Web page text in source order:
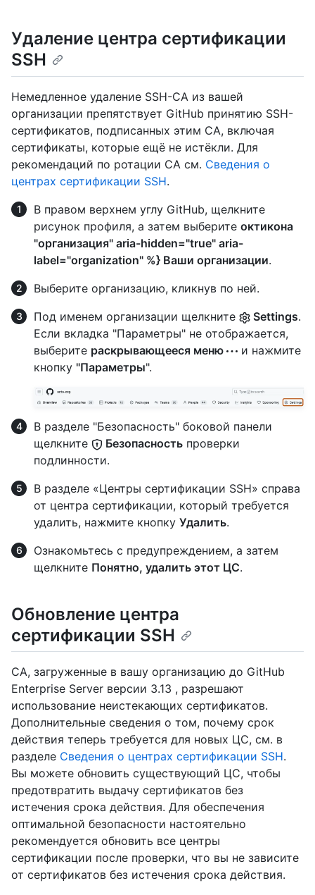
Удаление центра сертификации
SSH
Немедленное удаление SSH-CA из вашей
организации препятствует GitHub принятию SSH-
сертификатов, подписанных этим CA, включая
сертификаты, которые ещё не истёкли. Для
рекомендаций по ротации CA см. Сведения о
центрах сертификации SSH.
В правом верхнем углу GitHub, щелкните
рисунок профиля, а затем выберите октикона
"организация" aria-hidden="true" aria-
label="organization" %} Ваши организации.
Выберите организацию, кликнув по ней.
Под именем организации щелкните
Settings.
Если вкладка "Параметры" не отображается,
выберите раскрывающееся меню
и нажмите
кнопку "Параметры".
В разделе "Безопасность" боковой панели
щелкните
Безопасность проверки
подлинности.
В разделе «Центры сертификации SSH» справа
от центра сертификации, который требуется
удалить, нажмите кнопку Удалить.
Ознакомьтесь с предупреждением, а затем
щелкните Понятно, удалить этот ЦС.
Обновление центра
сертификации SSH
CA, загруженные в вашу организацию до GitHub
Enterprise Server версии 3.13 , разрешают
использование неистекающих сертификатов.
Дополнительные сведения о том, почему срок
действия теперь требуется для новых ЦС, см. в
разделе Сведения о центрах сертификации SSH.
Вы можете обновить существующий ЦС, чтобы
предотвратить выдачу сертификатов без
истечения срока действия. Для обеспечения
оптимальной безопасности настоятельно
рекомендуется обновить все центры
сертификации после проверки, что вы не зависите
от сертификатов без истечения срока действия.